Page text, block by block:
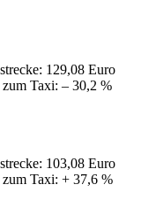
129,08 Euro
Taxi: – 30,2 %
103,08 Euro
Taxi: + 37,6 %